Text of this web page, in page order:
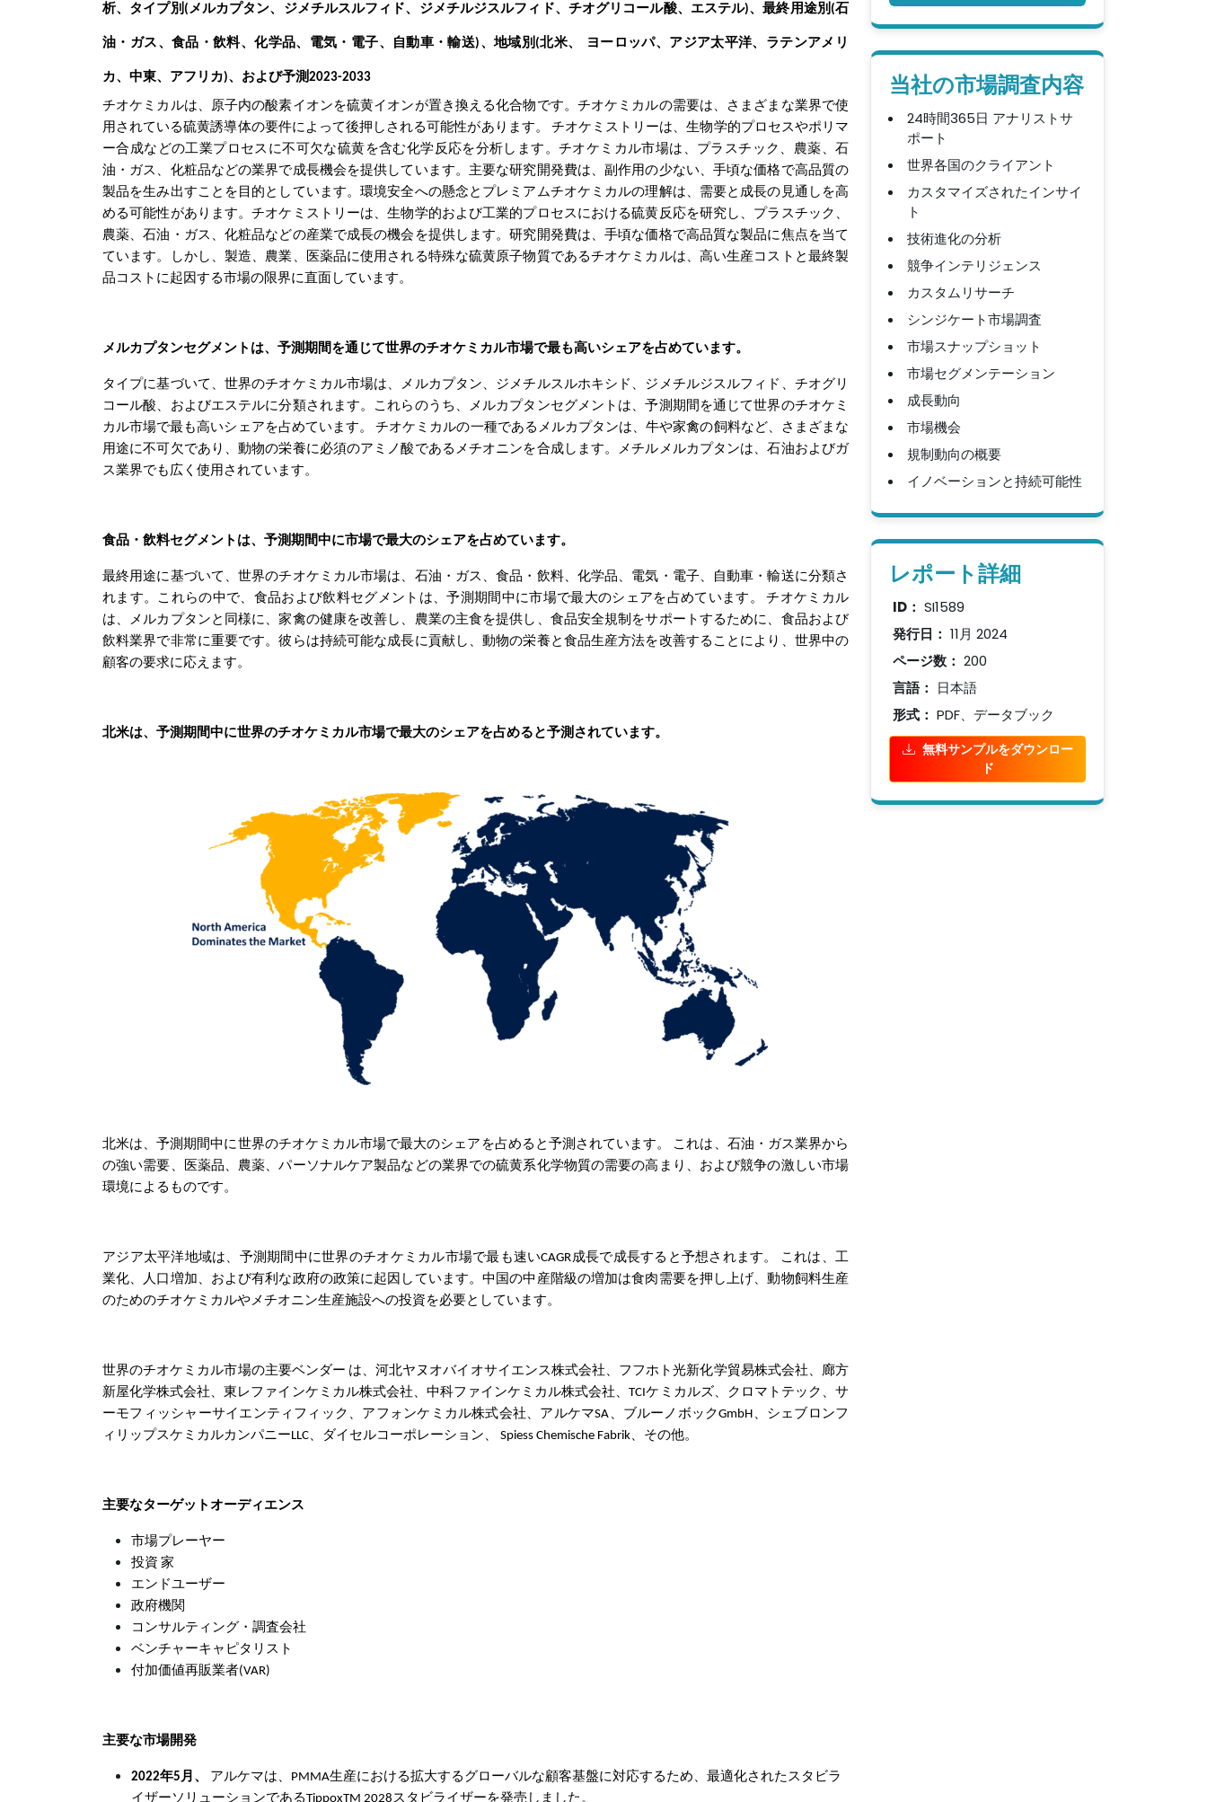
析、タイプ別 ( メルカプタン、ジメチルスルフィド、ジメチルジスルフィド、チオグリコール酸、エステル)、最終用途別 (石
油・ガス、食品・飲料、化学品、電気・電子、自動車・輸送) 、地域別 (北米、 ヨーロッパ、アジア太平洋、ラテンアメリ
カ、中東、アフリカ)、および予測2023-2033
チオケミカルは、原子内の酸素イオンを硫黄イオンが置き換える化合物です。チオケミカルの需要は、さまざまな業界で使
用されている硫黄誘導体の要件によって後押しされる可能性があります。 チオケミストリーは、生物学的プロセスやポリマ
ー合成などの工業プロセスに不可欠な硫黄を含む化学反応を分析します。チオケミカル市場は、プラスチック、農薬、石
油・ガス、化粧品などの業界で成長機会を提供しています。主要な研究開発費は、副作用の少ない、手頃な価格で高品質の
製品を生み出すことを目的としています。環境安全への懸念とプレミアムチオケミカルの理解は、需要と成長の見通しを高
める可能性があります。チオケミストリーは、生物学的および工業的プロセスにおける硫黄反応を研究し、プラスチック、
農薬、石油・ガス、化粧品などの産業で成長の機会を提供します。研究開発費は、手頃な価格で高品質な製品に焦点を当て
ています。しかし、製造、農業、医薬品に使用される特殊な硫黄原子物質であるチオケミカルは、高い生産コストと最終製
品コストに起因する市場の限界に直面しています。
メルカプタンセグメントは、予測期間を通じて世界のチオケミカル市場で最も高いシェアを占めています。
タイプに基づいて、世界のチオケミカル市場は 、メルカプタン、ジメチルスルホキシド、ジメチルジスルフィド、チオグリ
コール酸、およびエステルに分類されます。これらのうち、 メルカプタンセグメントは、予測期間を通じて世界のチオケミ
カル市場で最も高いシェアを占めています。チオケミカルの一種であるメルカプタンは、牛や家禽の飼料など、さまざまな
用途に不可欠であり、動物の栄養に必須のアミノ酸であるメチオニンを合成します。メチルメルカプタンは、石油およびガ
ス業界でも広く使用されています。
食品・飲料セグメントは、予測期間中に市場で最大のシェアを占めています。
最終用途に基づいて、世界のチオケミカル市場は、 石油・ガス、食品・飲料、化学品、電気・電子、自動車・輸送に分類さ
れます。これらの中で、 食品および飲料セグメントは、予測期間中に市場で最大のシェアを占めています。チオケミカル
は、メルカプタンと同様に、家禽の健康を改善し、農業の主食を提供し、食品安全規制をサポートするために、食品および
飲料業界で非常に重要です。彼らは持続可能な成長に貢献し、動物の栄養と食品生産方法を改善することにより、世界中の
顧客の要求に応えます。
北米は、予測期間中に世界のチオケミカル市場で最大のシェアを占めると予測されています。
北米は、予測期間中に世界のチオケミカル市場で最大のシェアを占めると予測されています。
これは、石油・ガス業界から
の強い需要、医薬品、農薬、パーソナルケア製品などの業界での硫黄系化学物質の需要の高まり、および競争の激しい市場
環境によるものです。
アジア太平洋地域は、予測期間中に世界のチオケミカル市場で最も速いCAGR成長で成長すると予想されます。
これは、工
業化、人口増加、および有利な政府の政策に起因しています。中国の中産階級の増加は食肉需要を押し上げ、動物飼料生産
のためのチオケミカルやメチオニン生産施設への投資を必要としています。
世界のチオケミカル市場の主要ベンダー は、河北ヤヌオバイオサイエンス株式会社、フフホト光新化学貿易株式会社、廊方
新屋化学株式会社、東レファインケミカル株式会社、中科ファインケミカル株式会社、TCIケミカルズ、クロマトテック、サ
ーモフィッシャーサイエンティフィック、アフォンケミカル株式会社、アルケマSA、ブルーノボックGmbH、シェブロンフ
ィリップスケミカルカンパニーLLC、ダイセルコーポレーション、 Spiess Chemische Fabrik、その他。
主要なターゲットオーディエンス
市場プレーヤー
投資 家
エンドユーザー
政府機関
コンサルティング・調査会社
ベンチャーキャピタリスト
付加価値再販業者(VAR)
主要な市場開発
2022年5月、
アルケマは、PMMA生産における拡大するグローバルな顧客基盤に対応するため、最適化されたスタビラ
イザーソリューションであるTippoxTM 2028スタビライザーを発売しました。
当社の市場調査内容
24時間365日 アナリストサ
ポート
世界各国のクライアント
カスタマイズされたインサイ
ト
技術進化の分析
競争インテリジェンス
カスタムリサーチ
シンジケート市場調査
市場スナップショット
市場セグメンテーション
成長動向
市場機会
規制動向の概要
イノベーションと持続可能性
レポート詳細
ID： SI1589
発行日： 11月 2024
ページ数： 200
言語： 日本語
形式： PDF、データブック
無料サンプルをダウンロー
ド